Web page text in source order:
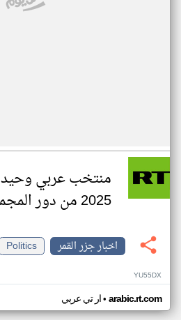
منتخب عربي وحيد
2025 من دور المجموعات
اخبار جزر القمر
Politics
YU55DX
ار تي عربي• arabic.rt.com